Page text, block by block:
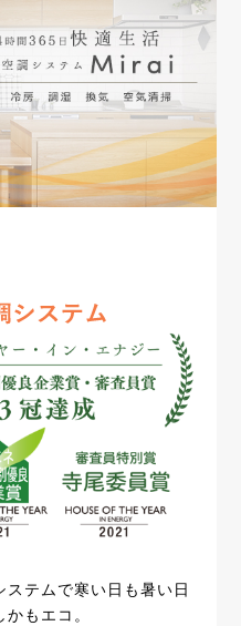
テムで寒い日も暑い日
もエコ。